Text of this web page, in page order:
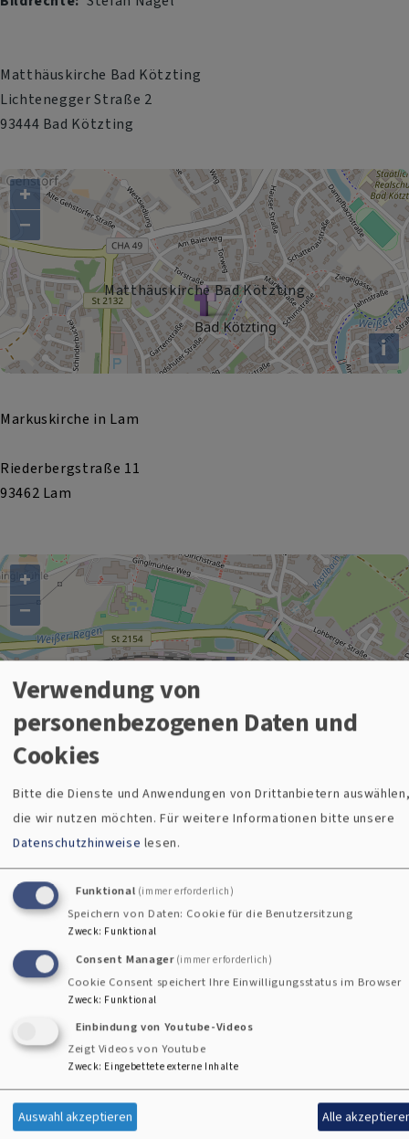
Matthäuskirche Bad Kötzting
Lichtenegger Straße 2
93444 Bad Kötzting
Matthäuskirche Bad Kötzting
+
−
i
Markuskirche in Lam
Riederbergstraße 11
93462 Lam
+
−
Evangelische
-Termine
Teaser
Fr, 7.8. 19 Uhr
Bibliodrama
"Misserfolg und
Erfolg - wie gehe
ich damit um?"
Evang.-Luth.
Pfarramt Bad
Gemeinde
finden
gehören, können Sie ganz
leicht hier herausfinden.
Verwendung von
personenbezogenen Daten und
Cookies
Bitte die Dienste und Anwendungen von Drittanbietern
die wir nutzen möchten.Für weitere Informationen bitte unsere
Datenschutzhinweise lesen.
Funktional (immer erforderlich)
Speichern von Daten: Cookie für die Benutzersitzung
Zweck: Funktional
Consent Manager (immer erforderlich)
Cookie Consent speichert Ihre Einwilligungsstatus im Browser
Zweck: Funktional
Einbindung von Youtube-Videos
Zeigt Videos von Youtube
Zweck: Eingebettete externe Inhalte
Auswahl akzeptieren Alle